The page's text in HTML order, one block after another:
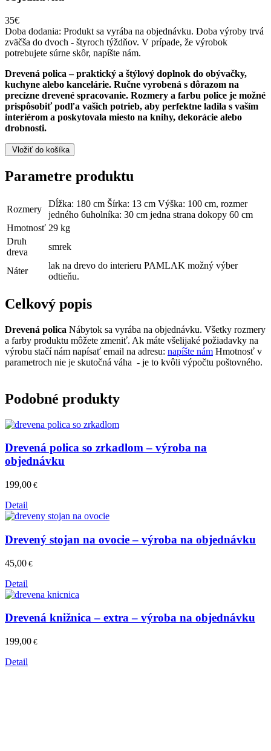
35€
Doba dodania: Produkt sa vyrába na objednávku. Doba výroby trvá
zväčša do dvoch - štyroch týždňov. V prípade, že výrobok
potrebujete súrne skôr, napíšte nám.
Drevená polica – praktický a štýlový doplnok do obývačky,
kuchyne alebo kancelárie. Ručne vyrobená s dôrazom na
precízne drevené spracovanie. Rozmery a farbu police je možné
prispôsobiť podľa vašich potrieb, aby perfektne ladila s vaším
interiérom a poskytovala miesto na knihy, dekorácie alebo
drobnosti.
Vložiť do košíka
Parametre produktu
Rozmery
Dĺžka: 180 cm Šírka: 13 cm Výška: 100 cm, rozmer
jedného 6uholníka: 30 cm jedna strana dokopy 60 cm
Hmotnosť 29 kg
Druh
dreva
smrek
Náter
lak na drevo do interieru PAMLAK možný výber
odtieňu.
Celkový popis
Drevená polica Nábytok sa vyrába na objednávku. Všetky rozmery
a farby produktu môžete zmeniť. Ak máte všelijaké požiadavky na
výrobu stačí nám napísať email na adresu: napíšte nám Hmotnosť v
parametroch nie je skutočná váha - je to kvôli výpočtu poštovného.
Podobné produkty
Drevená polica so zrkadlom – výroba na
objednávku
199,00 €
Detail
Drevený stojan na ovocie – výroba na objednávku
45,00 €
Detail
Drevená knižnica – extra – výroba na objednávku
199,00 €
Detail